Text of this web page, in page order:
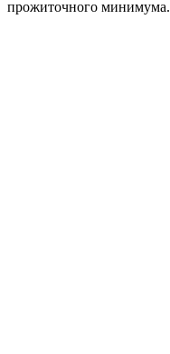
прожиточного минимума.